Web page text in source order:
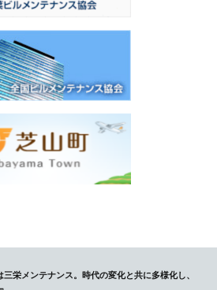
栄メンテナンス。時代の変化と共に多様化し、